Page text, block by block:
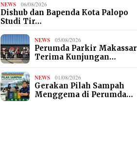
NEWS 06/08/2026
Dishub dan Bapenda Kota Palopo
Studi Tir…
NEWS 05/08/2026
Perumda Parkir Makassar
Terima Kunjungan…
NEWS 01/08/2026
Gerakan Pilah Sampah
Menggema di Perumda…